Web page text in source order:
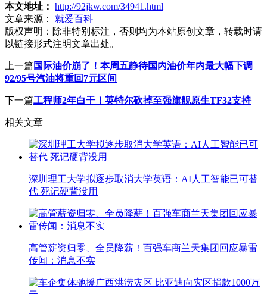
本文地址： http://92jkw.com/34941.html
文章来源：
就爱百科
版权声明： 除非特别标注，否则均为本站原创文章，转载时请
以链接形式注明文章出处。
上一篇 国际油价崩了！本周五静待国内油价年内最大幅下调
92/95号汽油将重回7元区间
下一篇工程师2年白干！英特尔砍掉至强旗舰原生TF32支持
相关文章
深圳理工大学拟逐步取消大学英语：AI人工智能已可替
代 死记硬背没用
高管薪资归零、全员降薪！百强车商兰天集团回应暴雷
传闻：消息不实